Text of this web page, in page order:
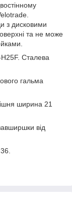
з дисковими
та не може
Сталева
гальма
ширина 21
від